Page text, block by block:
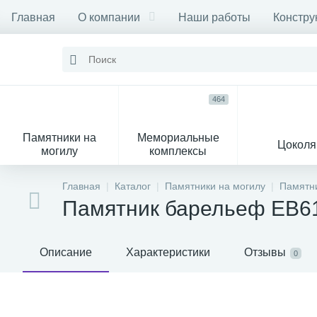
Главная О компании Наши работы
Памятники на
могилу
Мемориальные
комплексы
464
Цоколя
Декор на памятник
Главная Каталог Памятники на могилу
Памятник барельеф
Описание Характеристики Отзывы 0